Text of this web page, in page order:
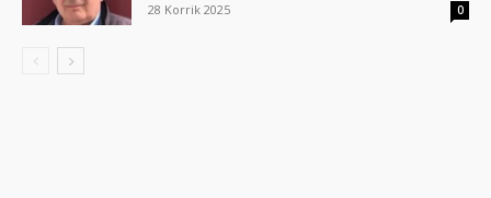
28 Korrik 2025
0